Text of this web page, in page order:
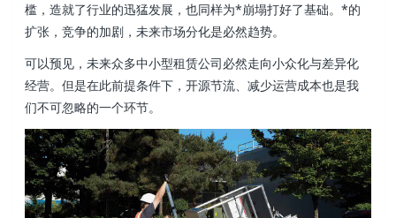
槛，造就了行业的迅猛发展，也同样为*崩塌打好了基础。*的
扩张，竞争的加剧，未来市场分化是必然趋势。
可以预见，未来众多中小型租赁公司必然走向小众化与差异化
经营。但是在此前提条件下，开源节流、减少运营成本也是我
们不可忽略的一个环节。